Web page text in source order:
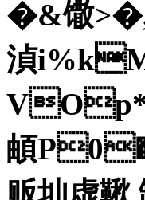
�&馓>�,
湞
VOp*
頔